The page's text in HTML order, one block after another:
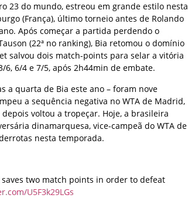
23 do mundo, estreou em grande estilo nesta
(França), último torneio antes de Rolando
Após começar a partida perdendo o
(22ª no ranking), Bia retomou o domínio
salvou dois match-points para selar a vitória
6/4 e 7/5, após 2h44min de embate.
a quarta de Bia este ano – foram nove
a sequência negativa no WTA de Madrid,
voltou a tropeçar. Hoje, a brasileira
dinamarquesa, vice-campeã do WTA de
nesta temporada.
two match points in order to defeat
U5F3k29LGs